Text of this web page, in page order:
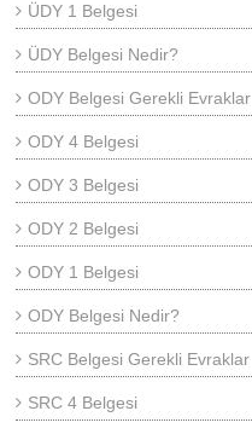
ÜDY 1 Belgesi
ÜDY Belgesi Nedir?
ODY Belgesi Gerekli Evraklar
ODY 4 Belgesi
ODY 3 Belgesi
ODY 2 Belgesi
ODY 1 Belgesi
ODY Belgesi Nedir?
SRC Belgesi Gerekli Evraklar
SRC 4 Belgesi